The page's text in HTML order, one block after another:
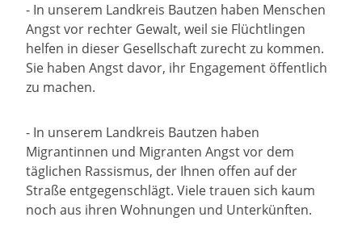
- In unserem Landkreis Bautzen haben Menschen
Angst vor rechter Gewalt, weil sie Flüchtlingen
helfen in dieser Gesellschaft zurecht zu kommen.
Sie haben Angst davor, ihr Engagement öffentlich
zu machen.
- In unserem Landkreis Bautzen haben
Migrantinnen und Migranten Angst vor dem
täglichen Rassismus, der Ihnen offen auf der
Straße entgegenschlägt. Viele trauen sich kaum
noch aus ihren Wohnungen und Unterkünften.